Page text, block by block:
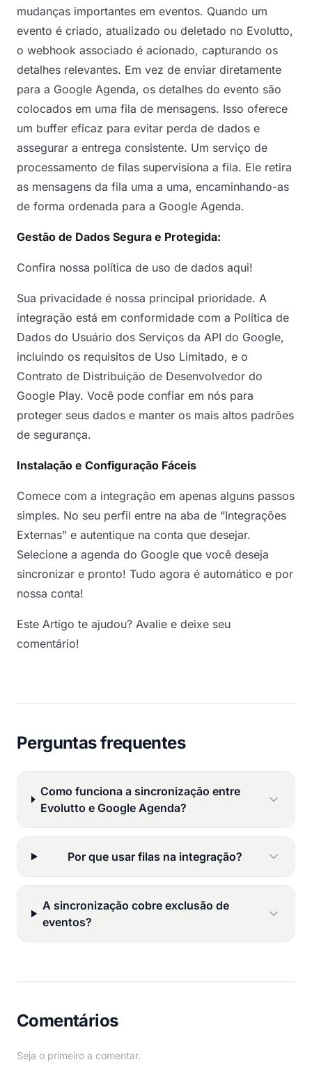
mudanças importantes em eventos. Quando um
evento é criado, atualizado ou deletado no Evolutto,
o webhook associado é acionado, capturando os
detalhes relevantes. Em vez de enviar diretamente
para a Google Agenda, os detalhes do evento são
colocados em uma fila de mensagens. Isso oferece
um buffer eficaz para evitar perda de dados e
assegurar a entrega consistente. Um serviço de
processamento de filas supervisiona a fila. Ele retira
as mensagens da fila uma a uma, encaminhando-as
de forma ordenada para a Google Agenda.
Gestão de Dados Segura e Protegida:
Confira nossa política de uso de dados aqui!
Sua privacidade é nossa principal prioridade. A
integração está em conformidade com a Política de
Dados do Usuário dos Serviços da API do Google,
incluindo os requisitos de Uso Limitado, e o
Contrato de Distribuição de Desenvolvedor do
Google Play. Você pode confiar em nós para
proteger seus dados e manter os mais altos padrões
de segurança.
Instalação e Configuração Fáceis
Comece com a integração em apenas alguns passos
simples. No seu perfil entre na aba de “Integrações
Externas” e autentique na conta que desejar.
Selecione a agenda do Google que você deseja
sincronizar e pronto! Tudo agora é automático e por
nossa conta!
Este Artigo te ajudou? Avalie e deixe seu
comentário!
Perguntas frequentes
Como funciona a sincronização entre
Evolutto e Google Agenda?
Por que usar filas na integração?
A sincronização cobre exclusão de
eventos?
Comentários
Seja o primeiro a comentar.